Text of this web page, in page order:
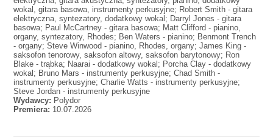
wokal, gitara basowa, instrumenty perkusyjne; Robert Smith - gitara
elektryczna, syntezatory, dodatkowy wokal; Darryl Jones - gitara
basowa; Paul McCartney - gitara basowa; Matt Clifford - pianino,
organy, syntezatory, Rhodes; Ben Waters - pianino; Benmont Trench
- organy; Steve Winwood - pianino, Rhodes, organy; James King -
saksofon tenorowy, saksofon altowy, saksofon barytonowy; Ron
Blake - trąbka; Naarai - dodatkowy wokal; Porcha Clay - dodatkowy
wokal; Bruno Mars - instrumenty perkusyjne; Chad Smith -
instrumenty perkusyjne; Charlie Watts - instrumenty perkusyjne;
Steve Jordan - instrumenty perkusyjne
Wydawcy: Polydor
Premiera: 10.07.2026